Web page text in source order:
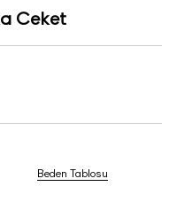
Ceket
Beden Tablosu